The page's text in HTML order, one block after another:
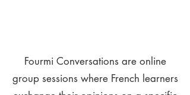
Fourmi Conversations are online
group sessions where French learners